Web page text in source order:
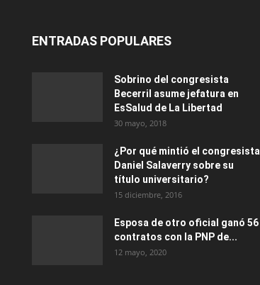
ENTRADAS POPULARES
Sobrino del congresista
Becerril asume jefatura en
EsSalud de La Libertad
30 mayo, 2018
¿Por qué mintió el congresista
Daniel Salaverry sobre su
título universitario?
15 diciembre, 2016
Esposa de otro oficial ganó 56
contratos con la PNP de...
12 mayo, 2020